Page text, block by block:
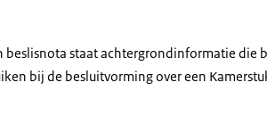
beslisnota staat achtergrondinformatie die
bij de besluitvorming over een